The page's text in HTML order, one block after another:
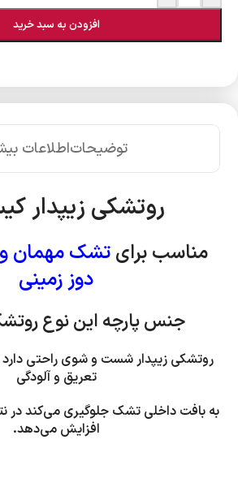
افزودن به سبد خرید
توضیحاتاطلاعات
روتشکی زیپدار
مناسب برایتشک مهمان
دوز زمینی
جنس پارچه این نوع
روتشکی زیپدار شست و شوی راحتی دارد و
تعریق و آلودگی
به بافت داخلی تشک جلوگیری می‌کنددر
افزایش می‌دهد.